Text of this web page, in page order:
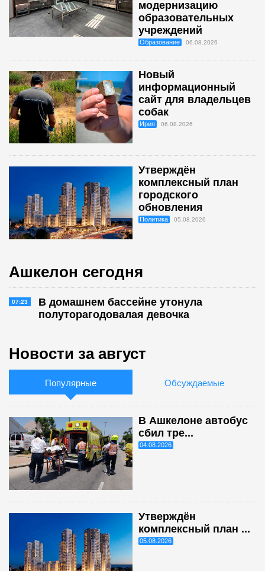
модернизацию
образовательных
учреждений
Образование 06.08.2026
Новый
информационный
сайт для владельцев
собак
Ирия 06.08.2026
Утверждён
комплексный план
городского
обновления
Политика 05.08.2026
Ашкелон сегодня
07:23
В домашнем бассейне утонула
полуторагодовалая девочка
Новости за август
Популярные Обсуждаемые
В Ашкелоне автобус
сбил тре...
04.08.2026
Утверждён
комплексный план ...
05.08.2026